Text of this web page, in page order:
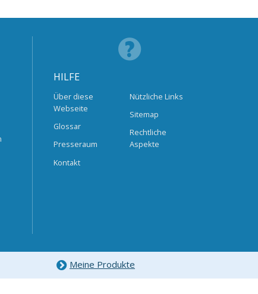
HILFE
Über diese
Webseite
Glossar
Presseraum
Kontakt
Nützliche Links
Sitemap
Rechtliche
Aspekte
Meine Produkte